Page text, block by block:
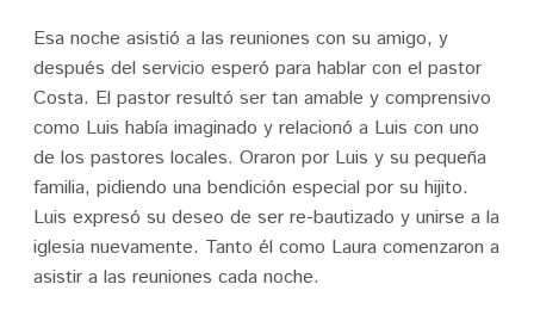
Esa noche asistió a las reuniones con su amigo, y
después del servicio esperó para hablar con el pastor
Costa. El pastor resultó ser tan amable y comprensivo
como Luis había imaginado y relacionó a Luis con uno
de los pastores locales. Oraron por Luis y su pequeña
familia, pidiendo una bendición especial por su hijito.
Luis expresó su deseo de ser re-bautizado y unirse a la
iglesia nuevamente. Tanto él como Laura comenzaron a
asistir a las reuniones cada noche.